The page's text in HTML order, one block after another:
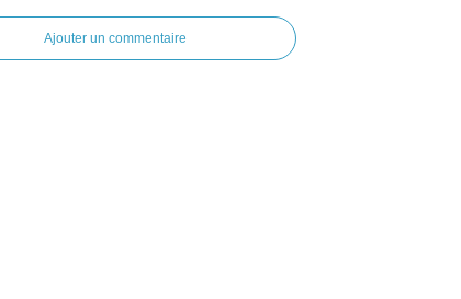
Ajouter un commentaire